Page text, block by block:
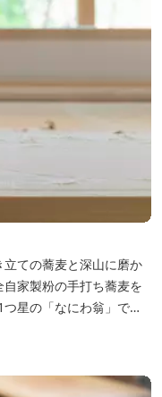
星の「なにわ翁」で研
石垣」。 翁伝統の完全
をシンプルに楽しむ店
引き出す、湯の山温泉の